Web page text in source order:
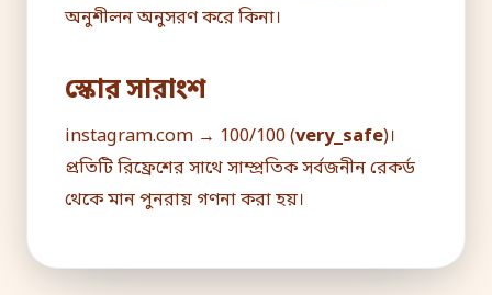
অনুশীলন অনুসরণ করে কিনা।
স্কোর সারাংশ
instagram.com → 100/100 (very_safe)।
প্রতিটি রিফ্রেশের সাথে সাম্প্রতিক সর্বজনীন রেকর্ড
থেকে মান পুনরায় গণনা করা হয়।